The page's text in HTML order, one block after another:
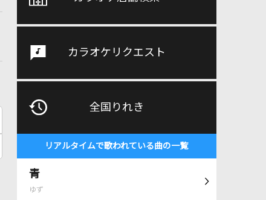
カラオケリクエスト
全国りれき
リアルタイムで歌われている曲の一覧
青
ゆず